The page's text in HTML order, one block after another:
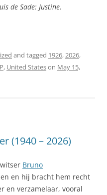
de Sade: Justine.
and tagged 1926,2026,
, United Stateson May 15,
(1940 – 2026)
Bruno
en hij bracht hem recht
en verzamelaar, vooral